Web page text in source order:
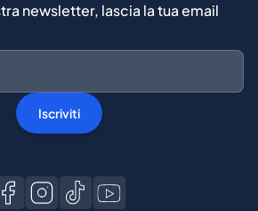
newsletter, lascia la tua email
Iscriviti